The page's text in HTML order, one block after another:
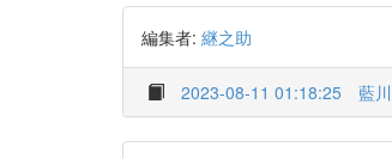
編集者: 継之助
2023-08-11 01:18:25 藍